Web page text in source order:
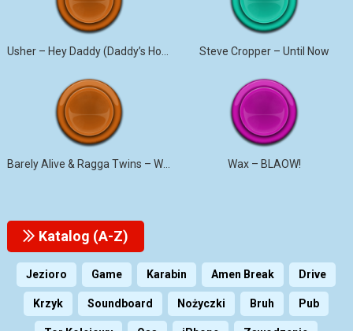
Steve Cropper – Until Now
Barely Alive & Ragga Twins – We Set It Wax – BLAOW!
Katalog (A-Z)
Jezioro Game Karabin Amen Break Drive
Krzyk Soundboard Nożyczki Bruh Pub